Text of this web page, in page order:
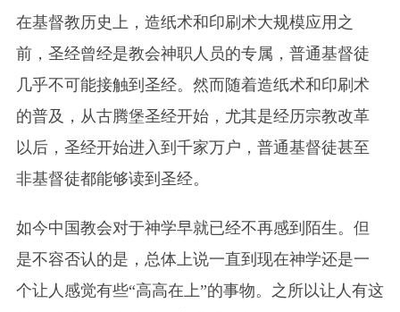
在基督教历史上，造纸术和印刷术大规模应用之
前，圣经曾经是教会神职人员的专属，普通基督徒
几乎不可能接触到圣经。然而随着造纸术和印刷术
的普及，从古腾堡圣经开始，尤其是经历宗教改革
以后，圣经开始进入到千家万户，普通基督徒甚至
非基督徒都能够读到圣经。
如今中国教会对于神学早就已经不再感到陌生。但
是不容否认的是，总体上说一直到现在神学还是一
个让人感觉有些“高高在上”的事物。之所以让人有这